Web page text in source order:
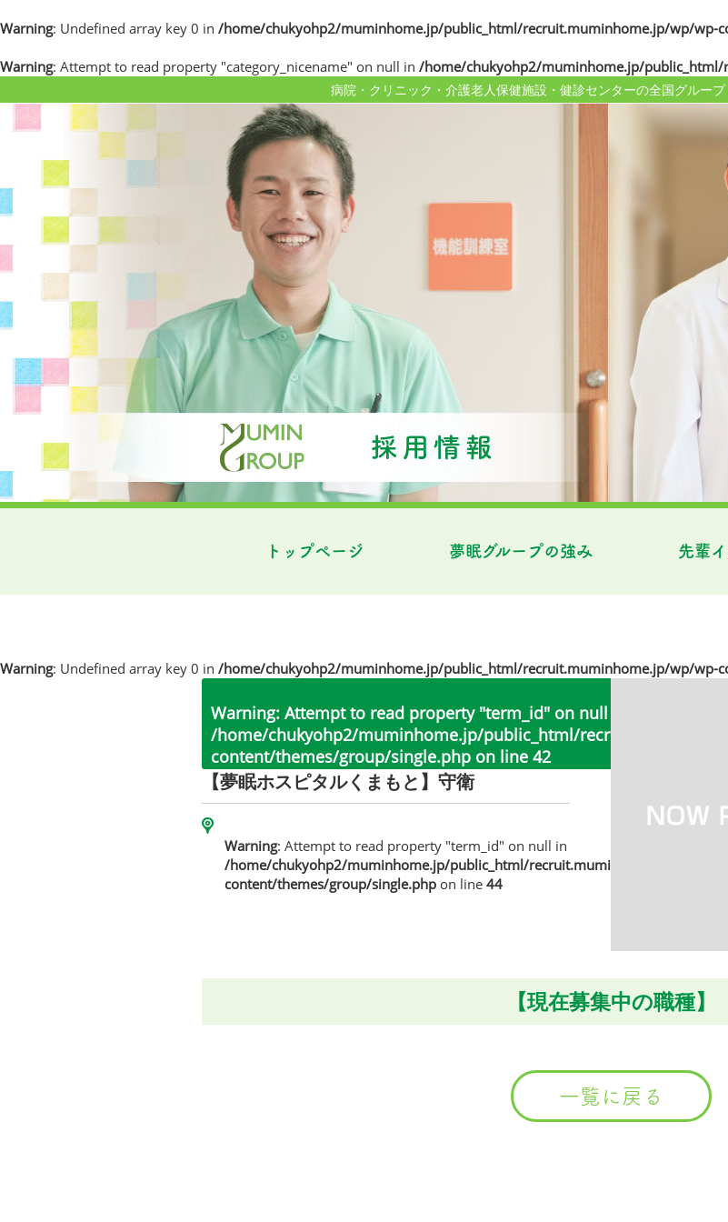
Warning: Undefined array key 0 in /home/chukyohp2/muminhome.jp/public_html/recruit.muminhome.jp/wp/wp-
Warning: Attempt to read property "category_nicename" on null in /home/chukyohp2/muminhome.jp/
病院・クリニック・介護老人保健施設・健診センターの全国グルー
トップページ 夢眠グループの強み 先輩
Warning: Undefined array key 0 in /home/chukyohp2/muminhome.jp/public_html/recruit.muminhome.jp/wp/wp-
Warning: Attempt to read property "term_id" on null in
/home/chukyohp2/muminhome.jp/public_html/
content/themes/group/single.php on line 42
【夢眠ホスピタルくまもと】守衛
Warning: Attempt to read property "term_id" on null in
/home/chukyohp2/muminhome.jp/public_html/recruit.muminhome.jp/wp/wp-
content/themes/group/single.php on line 44
【現在募集中の職種】
一覧に戻る